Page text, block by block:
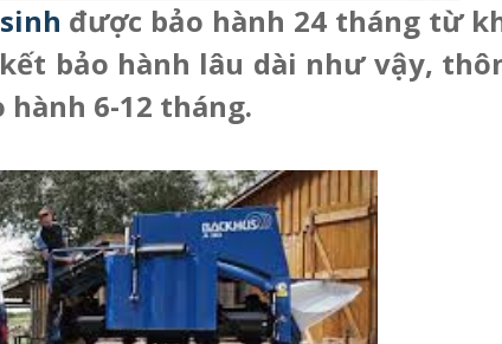
được bảo hành 24 tháng từ
kết bảo hành lâu dài như vậy,
6-12 tháng.